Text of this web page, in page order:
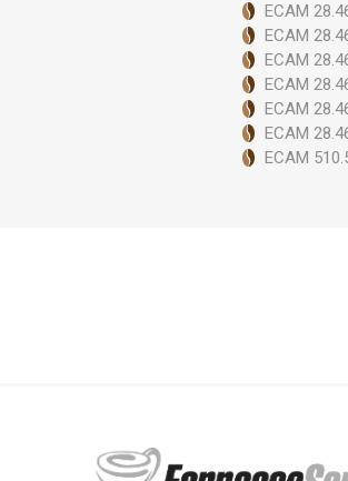
ECAM
ECAM
ECAM
ECAM
ECAM
ECAM
ECAM